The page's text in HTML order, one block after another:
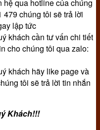
hệ qua hotline của chúng
479 chúng tôi sẽ trả lời
lập tức
khách cần tư vấn chi tiết
cho chúng tôi qua zalo:
khách hãy like page và
tôi sẽ trả lời tin nhắn
Khách!!!